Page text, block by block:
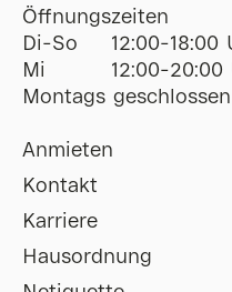
Öffnungszeiten
Di-So
12:00-18:00
Mi
12:00-20:00
Montags geschlossen
Anmieten
Kontakt
Karriere
Hausordnung